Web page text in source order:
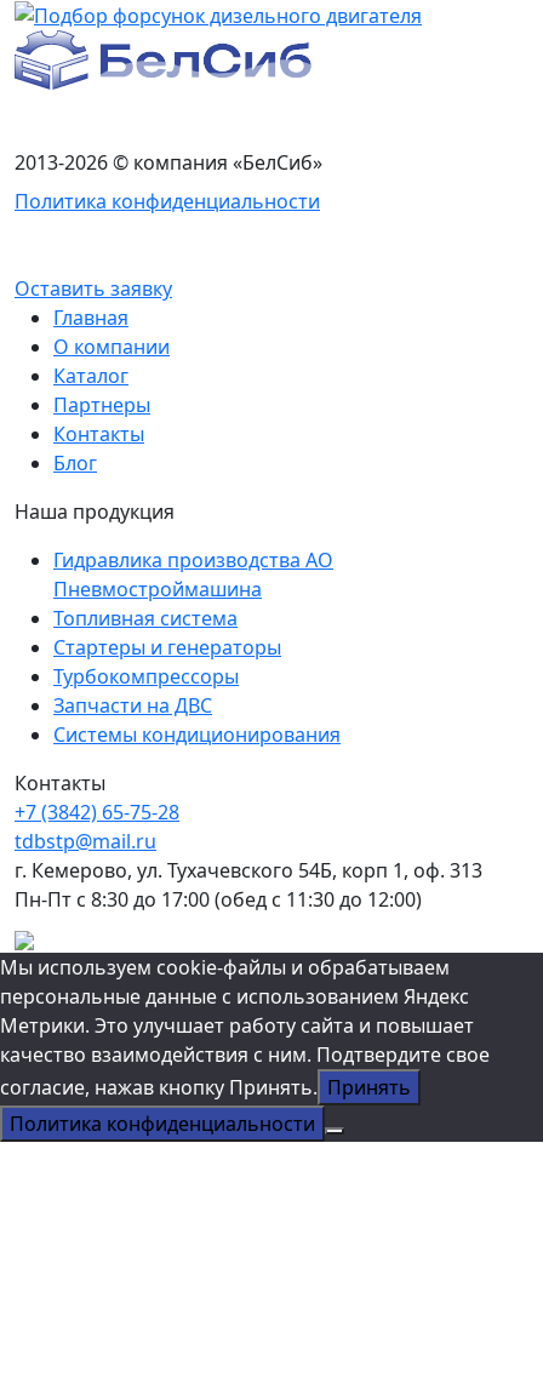
2013-2026 © компания «БелСиб»
Политика конфиденциальности
Оставить заявку
Наша продукция
Гидравлика производства АО
Пневмостроймашина
Топливная система
Стартеры и генераторы
Турбокомпрессоры
Запчасти на ДВС
Системы кондиционирования
Главная
О компании
Каталог
Партнеры
Контакты
Блог
Контакты
+7 (3842) 65-75-28
tdbstp@mail.ru
г. Кемерово, ул. Тухачевского 54Б, корп 1, оф. 313
Пн-Пт с 8:30 до 17:00(обед с 11:30 до 12:00)
Прокрутка
вверх
Мы используем cookie-файлы и обрабатываем
персональные данные с использованием Яндекс
Метрики. Это улучшает работу сайта и повышает
качество взаимодействия с ним. Подтвердите свое
согласие, нажав кнопку Принять. Принять
Политика конфиденциальности